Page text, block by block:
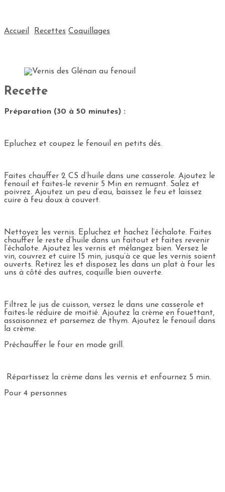
Accueil Recettes Coquillages
Recette
Préparation (30 à 50 minutes) :
Epluchez et coupez le fenouil en petits dés.
Faites chauffer 2 CS d’huile dans une casserole. Ajoutez le
fenouil et faites-le revenir 5 Min en remuant. Salez et
poivrez. Ajoutez un peu d’eau, baissez le feu et laissez
cuire à feu doux à couvert.
Nettoyez les vernis. Epluchez et hachez l’échalote. Faites
chauffer le reste d’huile dans un faitout et faites revenir
l’échalote. Ajoutez les vernis et mélangez bien. Versez le
vin, couvrez et cuire 15 min, jusqu’à ce que les vernis soient
ouverts. Retirez les et disposez les dans un plat à four les
uns à côté des autres, coquille bien ouverte.
Filtrez le jus de cuisson, versez le dans une casserole et
faites-le réduire de moitié. Ajoutez la crème en fouettant,
assaisonnez et parsemez de thym. Ajoutez le fenouil dans
la crème.
Préchauffer le four en mode grill.
Répartissez la crème dans les vernis et enfournez 5 min.
Pour 4 personnes